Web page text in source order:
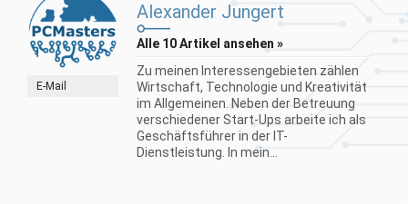
E-Mail
Alexander Jungert
Alle 10 Artikel ansehen »
Zu meinen Interessengebieten zählen
Wirtschaft, Technologie und Kreativität
im Allgemeinen. Neben der Betreuung
verschiedener Start-Ups arbeite ich als
Geschäftsführer in der IT-
Dienstleistung. In mein...